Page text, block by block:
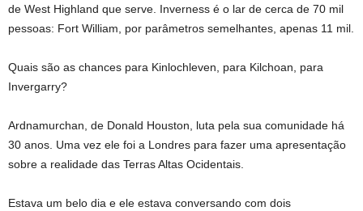
de West Highland que serve. Inverness é o lar de cerca de 70 mil
pessoas: Fort William, por parâmetros semelhantes, apenas 11 mil.
Quais são as chances para Kinlochleven, para Kilchoan, para
Invergarry?
Ardnamurchan, de Donald Houston, luta pela sua comunidade há
30 anos. Uma vez ele foi a Londres para fazer uma apresentação
sobre a realidade das Terras Altas Ocidentais.
Estava um belo dia e ele estava conversando com dois